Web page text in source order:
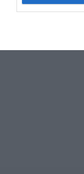
I want to allow
I want to allow